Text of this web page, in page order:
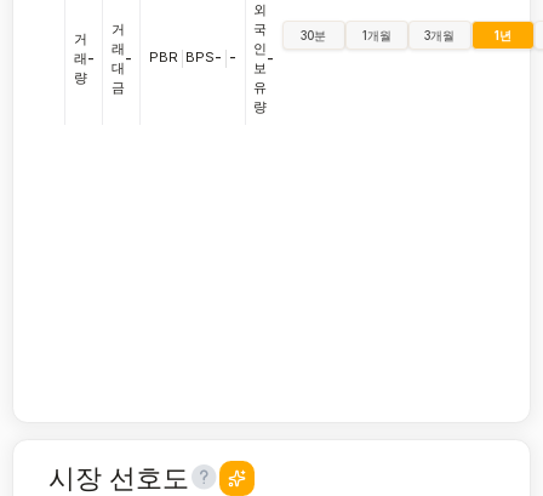
거
래
량
-
거
래
대
금
- PBR BPS- -
외
국
인
보
유
량
-
30분 1개월 3개월 1년
시장 선호도